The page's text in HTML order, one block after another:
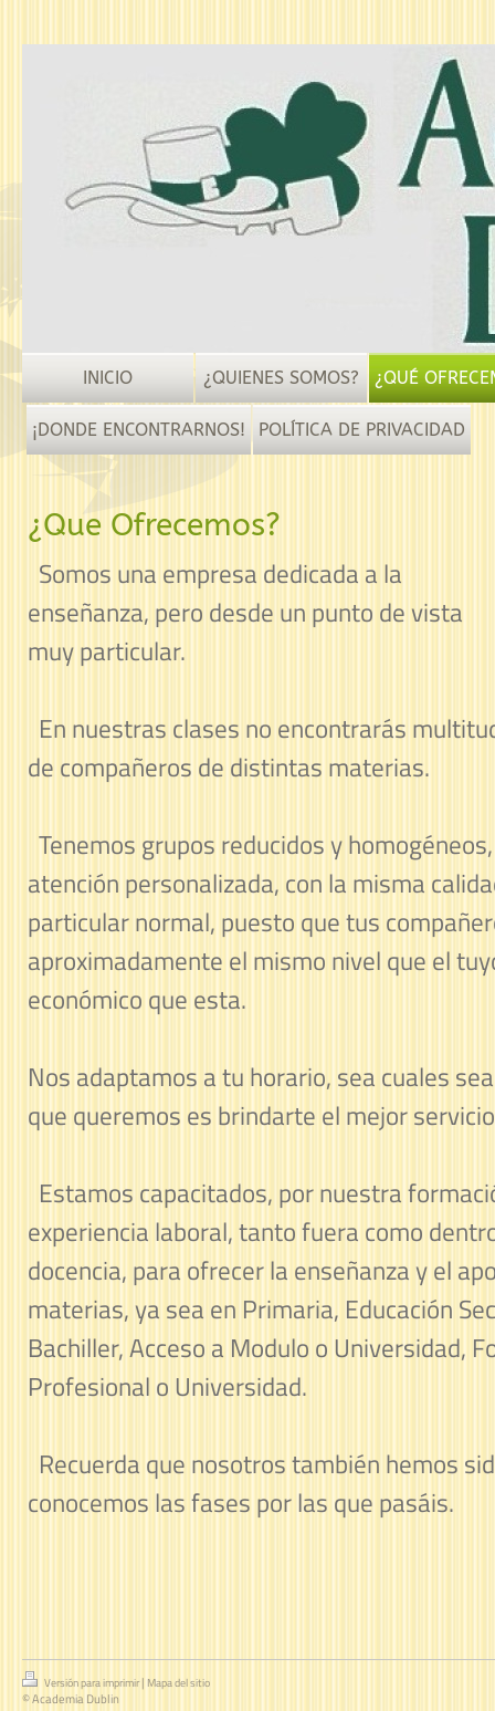
INICIO ¿QUIENES SOMOS? ¿QUÉ
¡DONDE ENCONTRARNOS! POLÍTICA DE PRIVACIDAD
¿Que Ofrecemos?
Somos una empresa dedicada a la
enseñanza, pero desde un punto de vista
muy particular.
En nuestras clases no encontrarás
de compañeros de distintas materias.
Tenemos grupos reducidos y
atención personalizada, con la misma
particular normal, puesto que tus
aproximadamente el mismo nivel que el
económico que esta.
Nos adaptamos a tu horario, sea cuales
que queremos es brindarte el mejor
Estamos capacitados, por nuestra
experiencia laboral, tanto fuera como
docencia, para ofrecer la enseñanza y el
materias, ya sea en Primaria, Educación
Bachiller, Acceso a Modulo o Universidad,
Profesional o Universidad.
Recuerda que nosotros también hemos
conocemos las fases por las que pasáis.
Versión para imprimir | Mapa del sitio
© Academia Dublin